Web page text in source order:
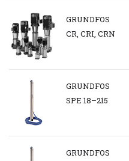
GRUNDFOS
CR, CRI, CRN
GRUNDFOS
SPE 18–215
GRUNDFOS